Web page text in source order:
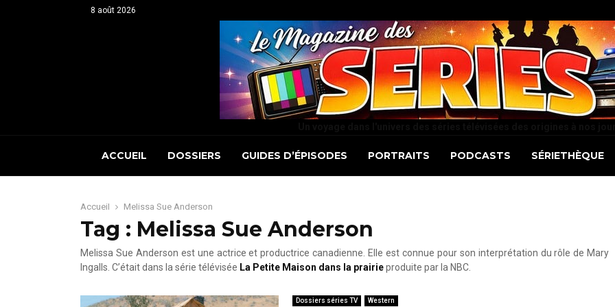
8 août 2026
ACCUEIL DOSSIERS GUIDES D’ÉPISODES PORTRAITS PODCASTS SÉRIETHÈQUE
Accueil Melissa Sue Anderson
Tag : Melissa Sue Anderson
Melissa Sue Anderson est une actrice et productrice canadienne. Elle est connue pour son interprétation du rôle de Mary
Ingalls. C’était dans la série télévisée La Petite Maison dans la prairieproduite par la NBC.
Dossiers séries TV Western